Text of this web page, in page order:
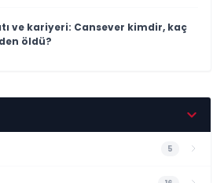
ve kariyeri: Cansever kimdir, kaç
öldü?
5